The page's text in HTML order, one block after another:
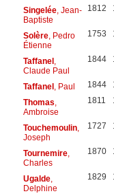
Singelée, Jean-
Baptiste
1812
Solère, Pedro
Étienne
1753
Taffanel,
Claude Paul
1844
Taffanel, Paul 1844
Thomas
Ambroise
1811
Touchemoulin,
Joseph
1727
Tournemire,
Charles
1870
Ugalde,
Delphine
1829